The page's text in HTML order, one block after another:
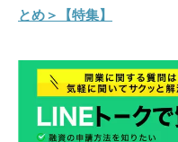
とめ＞【特集】